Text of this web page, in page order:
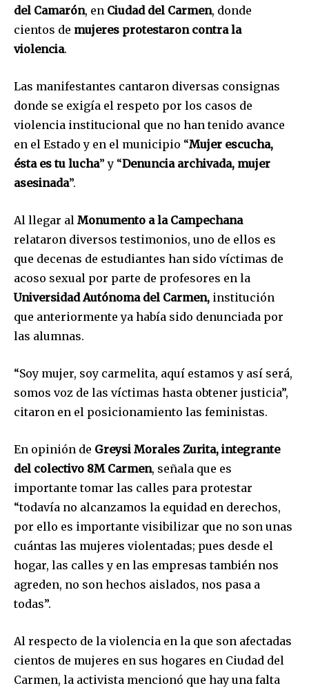
del Camarón, en Ciudad del Carmen, donde
cientos de mujeres protestaron contra la
violencia.
Las manifestantes cantaron diversas consignas
donde se exigía el respeto por los casos de
violencia institucional que no han tenido avance
en el Estado y en el municipio “Mujer escucha,
ésta es tu lucha” y “Denuncia archivada, mujer
asesinada”.
Al llegar al Monumento a la Campechana
relataron diversos testimonios, uno de ellos es
que decenas de estudiantes han sido víctimas de
acoso sexual por parte de profesores en la
Universidad Autónoma del Carmen, institución
que anteriormente ya había sido denunciada por
las alumnas.
“Soy mujer, soy carmelita, aquí estamos y así será,
somos voz de las víctimas hasta obtener justicia”,
citaron en el posicionamiento las feministas.
En opinión de Greysi Morales Zurita, integrante
del colectivo 8M Carmen, señala que es
importante tomar las calles para protestar
“todavía no alcanzamos la equidad en derechos,
por ello es importante visibilizar que no son unas
cuántas las mujeres violentadas; pues desde el
hogar, las calles y en las empresas también nos
agreden, no son hechos aislados, nos pasa a
todas”.
Al respecto de la violencia en la que son afectadas
cientos de mujeres en sus hogares en Ciudad del
Carmen, la activista mencionó que hay una falta